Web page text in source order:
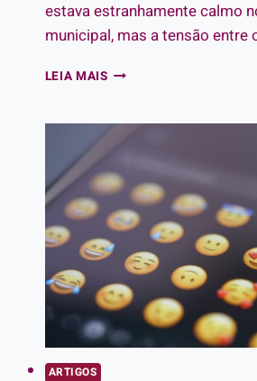
estava estranhamente calmo
municipal, mas a tensão entre
LEIA MAISO
DO
MADRUGADA
ARTIGOS